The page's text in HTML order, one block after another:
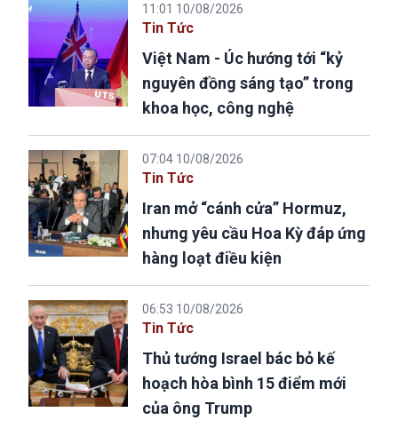
11:01 10/08/2026
Tin Tức
Việt Nam - Úc hướng tới “kỷ
nguyên đồng sáng tạo” trong
khoa học, công nghệ
07:04 10/08/2026
Tin Tức
Iran mở “cánh cửa” Hormuz,
nhưng yêu cầu Hoa Kỳ đáp ứng
hàng loạt điều kiện
06:53 10/08/2026
Tin Tức
Thủ tướng Israel bác bỏ kế
hoạch hòa bình 15 điểm mới
của ông Trump